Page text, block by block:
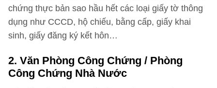
chứng thực bản sao hầu hết các loại giấy tờ thông
dụng như CCCD, hộ chiếu, bằng cấp, giấy khai
sinh, giấy đăng ký kết hôn…
2. Văn Phòng Công Chứng / Phòng
Công Chứng Nhà Nước